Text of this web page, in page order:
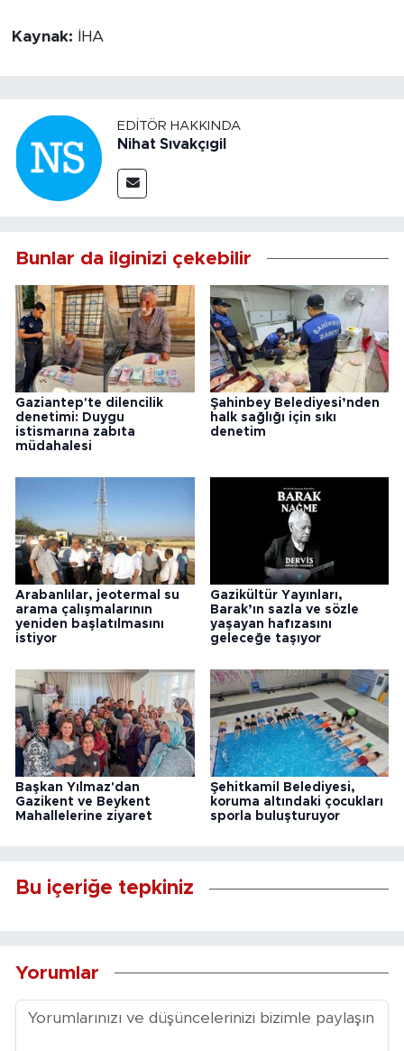
Kaynak: İHA
EDITÖR HAKKINDA
Nihat Sıvakçıgil
Bunlar da ilginizi çekebilir
Gaziantep'te dilencilik
denetimi: Duygu
istismarına zabıta
müdahalesi
Şahinbey Belediyesi’nden
halk sağlığı için sıkı
denetim
Arabanlılar, jeotermal su
arama çalışmalarının
yeniden başlatılmasını
istiyor
Gazikültür Yayınları,
Barak’ın sazla ve sözle
yaşayan hafızasını
geleceğe taşıyor
Başkan Yılmaz'dan
Gazikent ve Beykent
Mahallelerine ziyaret
Şehitkamil Belediyesi,
koruma altındaki çocukları
sporla buluşturuyor
Bu içeriğe tepkiniz
Yorumlar